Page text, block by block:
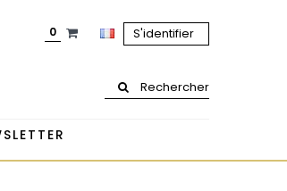
S'identifier
0
Rechercher